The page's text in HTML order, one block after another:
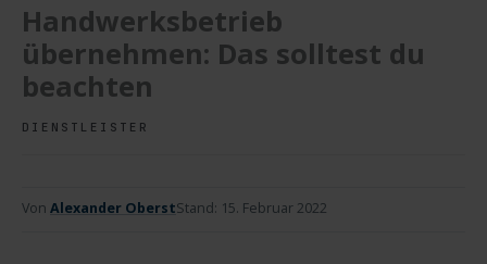
Handwerksbetrieb
übernehmen: Das solltest du
beachten
DIENSTLEISTER
Von Alexander OberstStand: 15. Februar 2022